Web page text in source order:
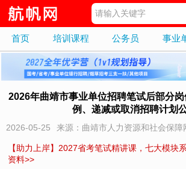
首页 培训课程 公务员 事业
2026年曲靖市事业单位招聘笔试后部分
例、递减或取消招聘计划
2026-05-25 来源：曲靖市人力资源和社会保障
【助力上岸】2027省考笔试精讲课，七大模块
资料>>